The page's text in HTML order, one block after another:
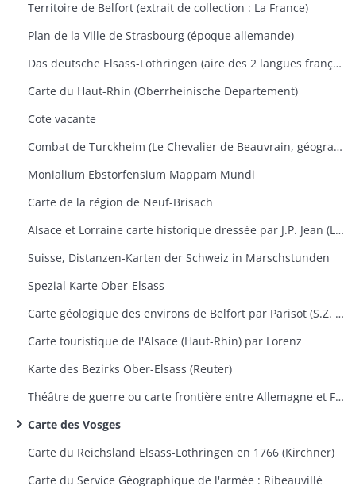
Territoire de Belfort (extrait de collection : La France)
Plan de la Ville de Strasbourg (époque allemande)
Das deutsche Elsass-Lothringen (aire des 2 langues française et allemande et aire des noms de famille à consonnance allemande et française)
Carte du Haut-Rhin (Oberrheinische Departement)
Cote vacante
Combat de Turckheim (Le Chevalier de Beauvrain, géographie ordinaire du Roi)
Monialium Ebstorfensium Mappam Mundi
Carte de la région de Neuf-Brisach
Alsace et Lorraine carte historique dressée par J.P. Jean (Lieutenant)
Suisse, Distanzen-Karten der Schweiz in Marschstunden
Spezial Karte Ober-Elsass
Carte géologique des environs de Belfort par Parisot (S.Z. Montbéliard)
Carte touristique de l'Alsace (Haut-Rhin) par Lorenz
Karte des Bezirks Ober-Elsass (Reuter)
Théâtre de guerre ou carte frontière entre Allemagne et France (Vienne et Mayence)
Carte des Vosges
Carte du Reichsland Elsass-Lothringen en 1766 (Kirchner)
Carte du Service Géographique de l'armée : Ribeauvillé